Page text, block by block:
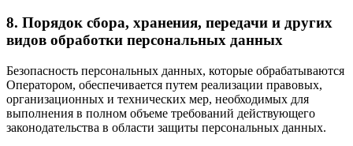
8. Порядок сбора, хранения, передачи и других
видов обработки персональных данных
Безопасность персональных данных, которые обрабатываются
Оператором, обеспечивается путем реализации правовых,
организационных и технических мер, необходимых для
выполнения в полном объеме требований действующего
законодательства в области защиты персональных данных.